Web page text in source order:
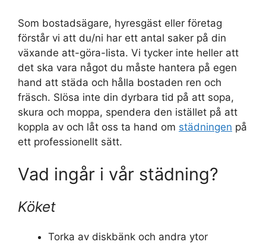
Som bostadsägare, hyresgäst eller företag
förstår vi att du/ni har ett antal saker på din
växande att-göra-lista. Vi tycker inte heller att
det ska vara något du måste hantera på egen
hand att städa och hålla bostaden ren och
fräsch. Slösa inte din dyrbara tid på att sopa,
skura och moppa, spendera den istället på att
koppla av och låt oss ta hand om städningen på
ett professionellt sätt.
Vad ingår i vår städning?
Köket
Torka av diskbänk och andra ytor